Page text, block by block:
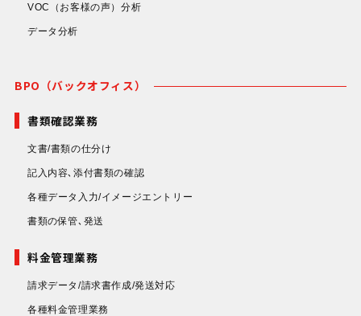
VOC（お客様の声）分析
データ分析
BPO（バックオフィス）
書類確認業務
文書/書類の仕分け
記入内容､添付書類の確認
各種データ入力/イメージエントリー
書類の保管､発送
料金管理業務
請求データ/請求書作成/発送対応
各種料金管理業務